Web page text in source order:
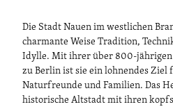
Die Stadt Nauen im westlichen
charmante Weise Tradition,
Idylle. Mit ihrer über 800-jährigen
zu Berlin ist sie ein lohnendes
Naturfreunde und Familien. Das
historische Altstadt mit ihren